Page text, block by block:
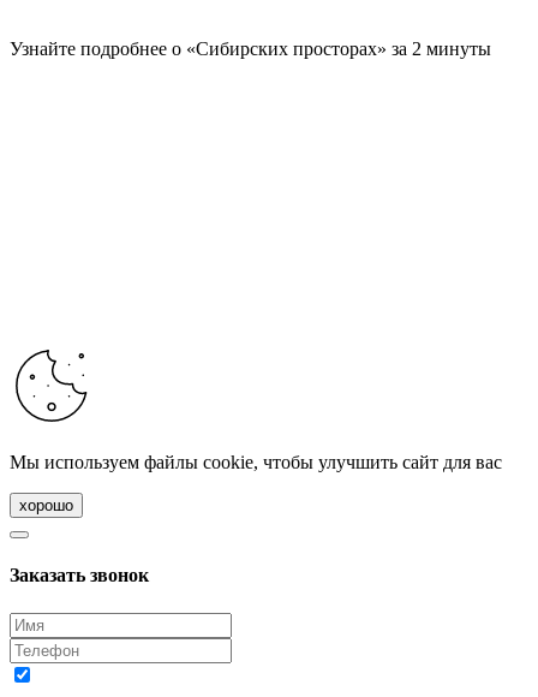
Узнайте подробнее о «Сибирских просторах» за 2 минуты
Мы используем файлы cookie, чтобы улучшить сайт для вас
хорошо
Заказать звонок